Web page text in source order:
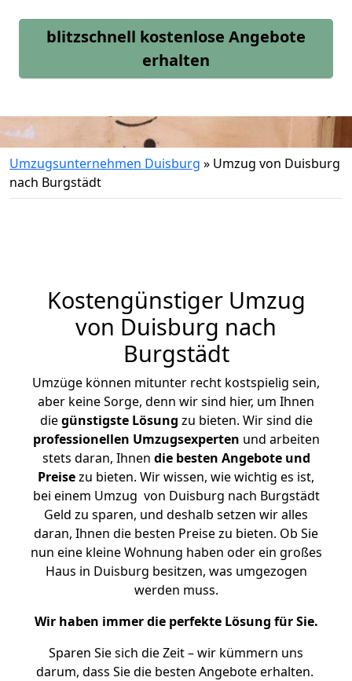
blitzschnell kostenlose Angebote
erhalten
Umzugsunternehmen Duisburg » Umzug von Duisburg
nach Burgstädt
Kostengünstiger Umzug
von Duisburg nach
Burgstädt
Umzüge können mitunter recht kostspielig sein,
aber keine Sorge, denn wir sind hier, um Ihnen
diegünstigste Lösung zu bieten. Wir sind die
professionellen Umzugsexperten und arbeiten
stets daran, Ihnen die besten Angebote und
Preisezu bieten. Wir wissen, wie wichtig es ist,
bei einem Umzug von Duisburg nach Burgstädt
Geld zu sparen, und deshalb setzen wir alles
daran, Ihnen die besten Preise zu bieten. Ob Sie
nun eine kleine Wohnung haben oder ein großes
Haus in Duisburg besitzen, was umgezogen
werden muss.
Wir haben immer die perfekte Lösung für Sie.
Sparen Sie sich die Zeit – wir kümmern uns
darum, dass Sie die besten Angebote erhalten.